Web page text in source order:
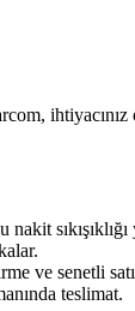
sıkışıklığı
ve senetli
teslimat.